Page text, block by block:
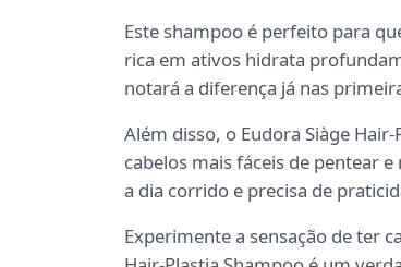
Este shampoo é perfeito para
rica em ativos hidrata
notará a diferença já nas
Além disso, o Eudora Siàge
cabelos mais fáceis de pentear
a dia corrido e precisa de
Experimente a sensação de ter